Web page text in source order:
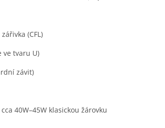
(CFL)
ve tvaru U)
závit)
40W–45W klasickou žárovku